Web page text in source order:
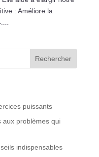
: Améliore la
Rechercher
puissants
aux problèmes qui
indispensables